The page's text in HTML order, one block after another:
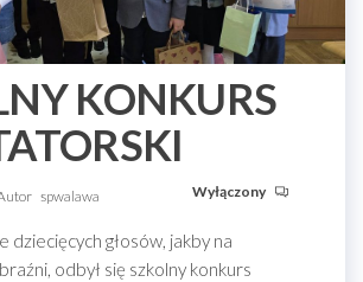
KONKURS
spwalawa Wyłączony
dziecięcych głosów, jakby na
odbył się szkolny konkurs